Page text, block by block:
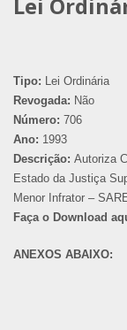
Tipo: Lei Ordinária
Revogada: Não
Número: 706
Ano: 1993
Descrição: Autoriza
Estado da Justiça
Menor Infrator –
Faça o Download
ANEXOS ABAIXO: